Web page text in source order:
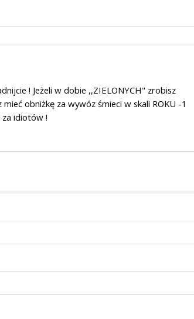
! Jeżeli w dobie ,,ZIELONYCH" zrobisz
obniżkę za wywóz śmieci w skali ROKU -1
za idiotów !